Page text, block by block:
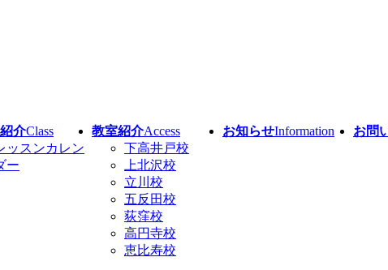
介Class
ッスンカレン
ー
教室紹介Access
下高井戸校
上北沢校
立川校
五反田校
荻窪校
高円寺校
恵比寿校
お知らせInformation お問